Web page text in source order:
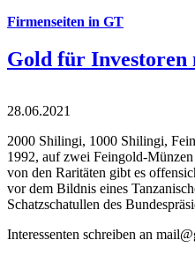
Firmenseiten in GT
Gold für
28.06.2021
2000 Shilingi, 1000 Shilingi,
1992, auf zwei Feingold-
von den Raritäten gibt es
vor dem Bildnis eines
Schatzschatullen des
Interessenten schreiben an